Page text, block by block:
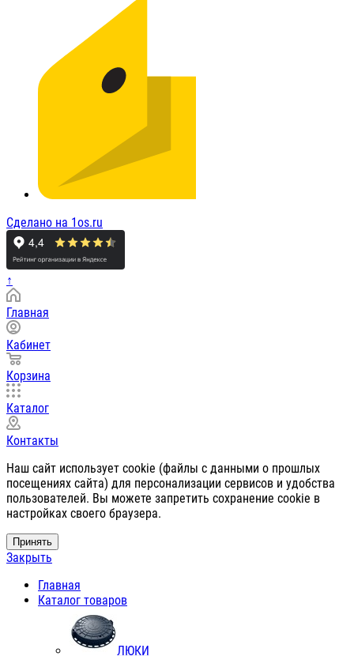
Сделано на 1os.ru
↑
Главная
Кабинет
Корзина
Каталог
Контакты
Наш сайт использует cookie (файлы с данными о прошлых
посещениях сайта) для персонализации сервисов и удобства
пользователей. Вы можете запретить сохранение cookie в
настройках своего браузера.
Принять
Закрыть
Главная
Каталог товаров
ЛЮКИ